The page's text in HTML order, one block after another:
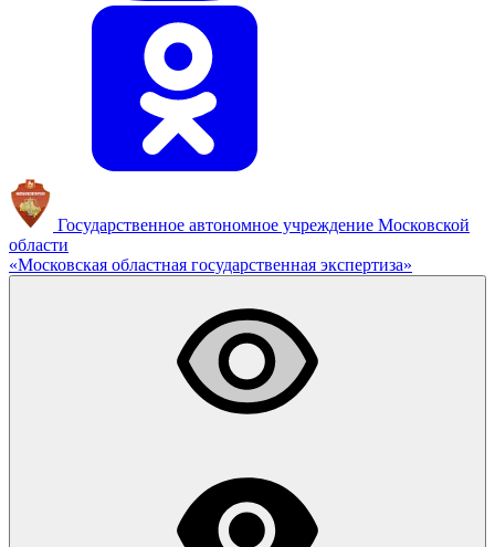
Государственное автономное учреждение Московской
области
«Московская областная государственная экспертиза»